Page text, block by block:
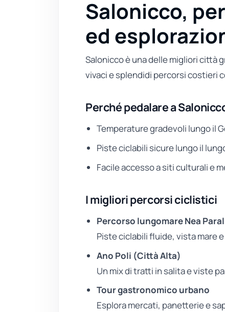
Salonicco,
ed
Salonicco è una delle migliori città
vivaci e splendidi percorsi costieri
Perché pedalare a
Temperature gradevoli lungo il
Piste ciclabili sicure lungo il
Facile accesso a siti culturali e
I migliori percorsi ciclistici
Percorso lungomare Nea
Piste ciclabili fluide, vista mare
Ano Poli (Città Alta)
Un mix di tratti in salita e viste
Tour gastronomico urbano
Esplora mercati, panetterie e